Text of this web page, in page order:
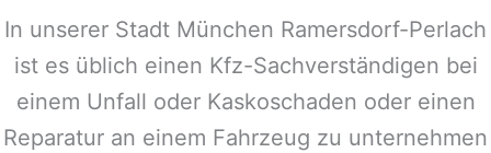
In unserer Stadt München Ramersdorf-Perlach
ist es üblich einen Kfz-Sachverständigen bei
einem Unfall oder Kaskoschaden oder einen
Reparatur an einem Fahrzeug zu unternehmen